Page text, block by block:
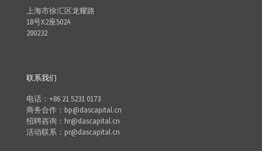
上海市徐汇区龙耀路
18号X2座502A
200232
联系我们
电话：+86 21 5231 0173
商务合作：bp@dascapital.cn
招聘咨询：hr@dascapital.cn
活动联系：pr@dascapital.cn